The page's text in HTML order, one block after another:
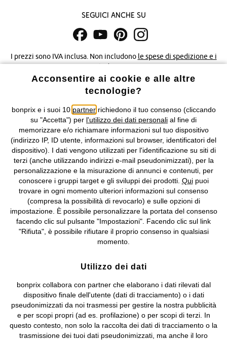
Seguici anche su
I prezzi sono IVA inclusa. Non includono le spese di spedizione e i
costi di servizio.
Condizioni di vendita Accessibilità
Informativa privacy e cookie Gestione dei cookie
Informazioni legali Diritto di recesso
©2026 bonprix.Tutti i diritti riservati.
bonprix S.r.l. con socio unico, sede legale: via Adua 33 - 13855
Valdengo (BI) C.F. 01510910027 - P.I. 01939830020, Reg. Imprese di
Biella n. 01510910027, R.E.A. BI - 171345, N. Reg. Pile:
IT09060P00000858, N. Reg. AEE: IT08020000002105 Capitale
Sociale: euro 1.000.000 i.v, Società soggetta all'attività di direzione
e coordinamento di bonprix Beteiligungs -Verwaltungsgesellschaft
mbH.
Acconsentire ai cookie e alle altre
tecnologie?
bonprix e i suoi 10 partnerrichiedono il tuo consenso (cliccando
su "Accetta") per l'utilizzo dei dati personali al fine di
memorizzare e/o richiamare informazioni sul tuo dispositivo
(indirizzo IP, ID utente, informazioni sul browser, identificatori del
dispositivo). I dati vengono utilizzati per l'identificazione su siti di
terzi (anche utilizzando indirizzi e-mail pseudonimizzati), per la
personalizzazione e la misurazione di annunci e contenuti, per
conoscere i gruppi target e gli sviluppi dei prodotti. Quipuoi
trovare in ogni momento ulteriori informazioni sul consenso
(compresa la possibilità di revocarlo) e sulle opzioni di
impostazione. È possibile personalizzare la portata del consenso
facendo clic sul pulsante "Impostazioni". Facendo clic sul link
"Rifiuta", è possibile rifiutare il proprio consenso in qualsiasi
momento.
Utilizzo dei dati
bonprix collabora con partner che elaborano i dati rilevati dal
dispositivo finale dell'utente (dati di tracciamento) o i dati
pseudonimizzati da noi trasmessi per gestire la nostra pubblicità
e per scopi propri (ad es. profilazione) o per scopi di terzi. In
questo contesto, non solo la raccolta dei dati di tracciamento o la
trasmissione dei tuoi dati pseudonimizzati, ma anche il loro